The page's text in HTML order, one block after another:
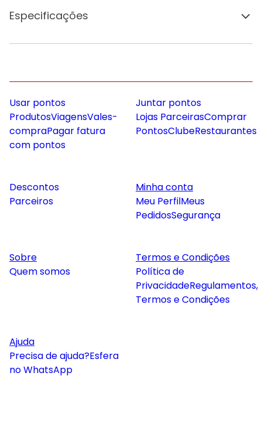
Especificações
Usar pontos
ProdutosViagensVales-
compraPagar fatura
com pontos
Juntar pontos
Lojas ParceirasComprar
PontosClubeRestaurantes
Descontos
Parceiros
Minha conta
Meu PerfilMeus
PedidosSegurança
Sobre
Quem somos
Termos e Condições
Política de
PrivacidadeRegulamentos,
Termos e Condições
Ajuda
Precisa de ajuda?Esfera
no WhatsApp